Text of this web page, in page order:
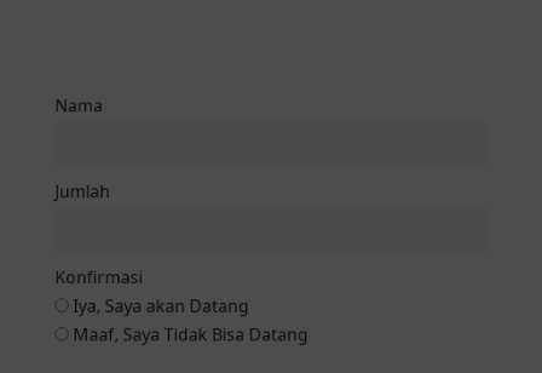
Jumlah
Konfirmasi
Maaf, Saya Tidak Bisa Datang
Kirim Ke Fauzi